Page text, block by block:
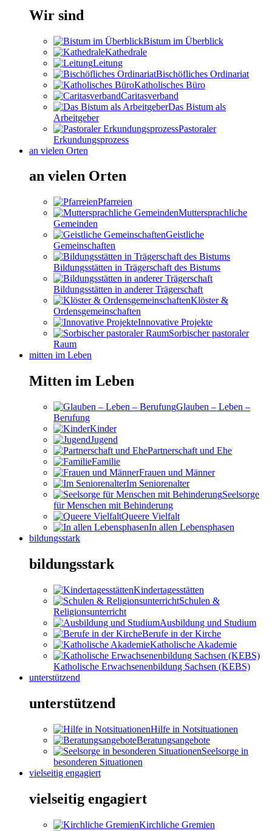
Wir sind
Bistum im Überblick
Kathedrale
Leitung
Bischöfliches Ordinariat
Katholisches Büro
Caritasverband
Das Bistum als
Arbeitgeber
Pastoraler
Erkundungsprozess
an vielen Orten
an vielen Orten
Pfarreien
Muttersprachliche
Gemeinden
Geistliche
Gemeinschaften
Bildungsstätten in Trägerschaft des Bistums
Bildungsstätten in anderer Trägerschaft
Klöster &
Ordensgemeinschaften
Innovative Projekte
Sorbischer pastoraler
Raum
mitten im Leben
Mitten im Leben
Glauben – Leben –
Berufung
Kinder
Jugend
Partnerschaft und Ehe
Familie
Frauen und Männer
Im Seniorenalter
Seelsorge
für Menschen mit Behinderung
Queere Vielfalt
In allen Lebensphasen
bildungsstark
bildungsstark
Kindertagesstätten
Schulen &
Religionsunterricht
Ausbildung und Studium
Berufe in der Kirche
Katholische Akademie
Katholische Erwachsenenbildung Sachsen (KEBS)
unterstützend
unterstützend
Hilfe in Notsituationen
Beratungsangebote
Seelsorge in
besonderen Situationen
vielseitig engagiert
vielseitig engagiert
Kirchliche Gremien